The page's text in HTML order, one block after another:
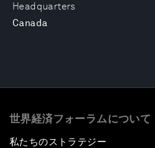
Headquarters
Canada
世界経済フォーラムについて
私たちのストラテジー